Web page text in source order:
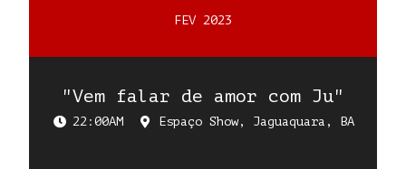
FEV 2023
"Vem falar de amor com Ju"
22:00AM Espaço Show, Jaguaquara, BA